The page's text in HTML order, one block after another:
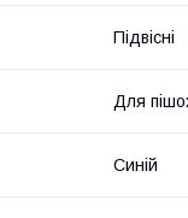
Підвісні
Для
Синій